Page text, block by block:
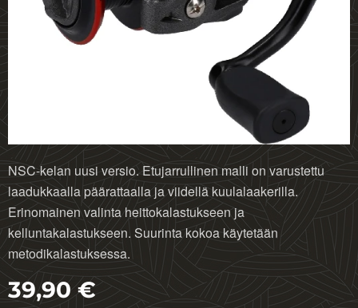
NSC-kelan uusi versio. Etujarrullinen malli on varustettu
laadukkaalla päärattaalla ja viidellä kuulalaakerilla.
Erinomainen valinta heittokalastukseen ja
kelluntakalastukseen. Suurinta kokoa käytetään
metodikalastuksessa.
39,90 €